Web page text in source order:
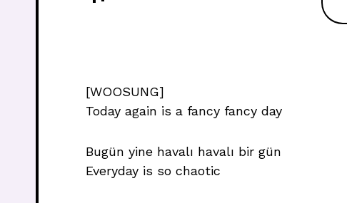
[WOOSUNG]
Today again is a fancy fancy day
Bugün yine havalı havalı bir gün
Everyday is so chaotic